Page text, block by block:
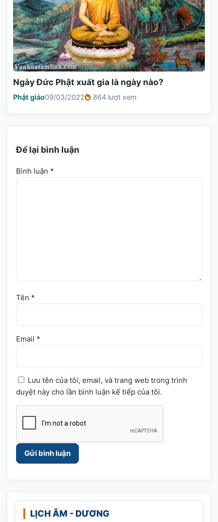
Ngày Đức Phật xuất gia là ngày nào?
Phật giáo09/03/2022 864 lượt xem
Để lại bình luận
Bình luận *
Tên *
Email *
Lưu tên của tôi, email, và trang web trong trình
duyệt này cho lần bình luận kế tiếp của tôi.
LỊCH ÂM - DƯƠNG